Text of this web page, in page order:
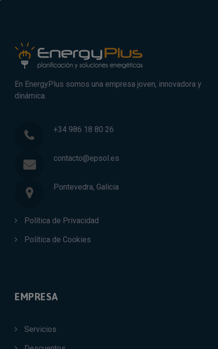
En EnergyPlus somos una empresa joven, innovadora y
dinámica.
+34 986 18 80 26
contacto@epsol.es
Pontevedra, Galicia
Política de Privacidad
Política de Cookies
EMPRESA
Servicios